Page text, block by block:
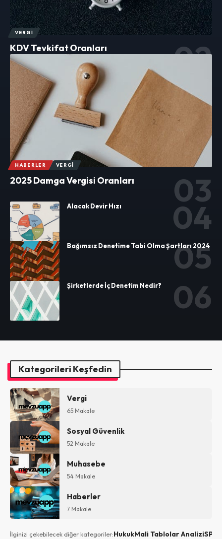
VERGI
KDV Tevkifat Oranları
HABERLER VERGI
2025 Damga Vergisi Oranları
Alacak Devir Hızı
Bağımsız Denetime Tabi Olma Şartları 2024
Şirketlerde İç Denetim Nedir?
Kategorileri Keşfedin
Vergi
65 Makale
Sosyal Güvenlik
52 Makale
Muhasebe
54 Makale
Haberler
7 Makale
İlginizi çekebilecek diğer kategoriler:HukukMali Tablolar AnaliziSPK